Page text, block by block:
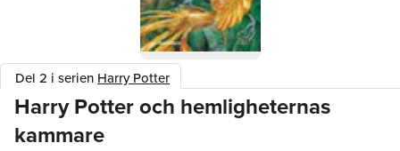
Del 2 i serien Harry Potter
Harry Potter och hemligheternas
kammare